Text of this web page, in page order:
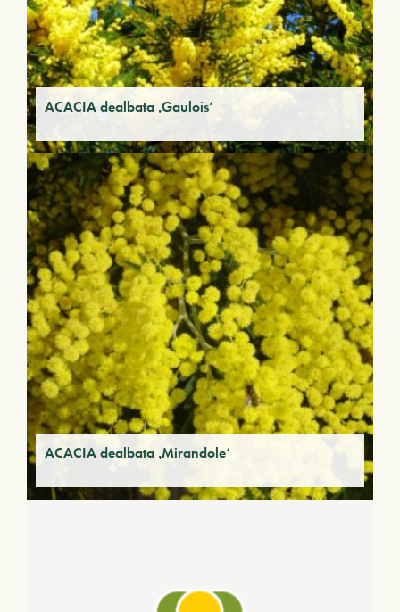
ACACIA dealbata ‚Gaulois‘
ACACIA dealbata ‚Mirandole‘